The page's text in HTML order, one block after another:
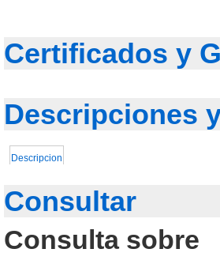
Certificados y
Descripciones
Descripcion
Consultar
Consulta sobre